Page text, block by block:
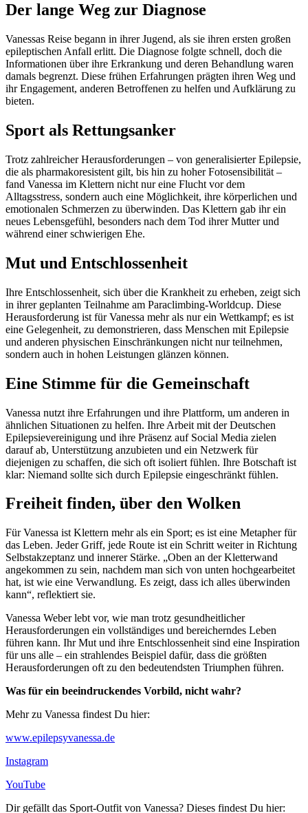
Der lange Weg zur Diagnose
Vanessas Reise begann in ihrer Jugend, als sie ihren ersten großen
epileptischen Anfall erlitt. Die Diagnose folgte schnell, doch die
Informationen über ihre Erkrankung und deren Behandlung waren
damals begrenzt. Diese frühen Erfahrungen prägten ihren Weg und
ihr Engagement, anderen Betroffenen zu helfen und Aufklärung zu
bieten.
Sport als Rettungsanker
Trotz zahlreicher Herausforderungen – von generalisierter Epilepsie,
die als pharmakoresistent gilt, bis hin zu hoher Fotosensibilität –
fand Vanessa im Klettern nicht nur eine Flucht vor dem
Alltagsstress, sondern auch eine Möglichkeit, ihre körperlichen und
emotionalen Schmerzen zu überwinden. Das Klettern gab ihr ein
neues Lebensgefühl, besonders nach dem Tod ihrer Mutter und
während einer schwierigen Ehe.
Mut und Entschlossenheit
Ihre Entschlossenheit, sich über die Krankheit zu erheben, zeigt sich
in ihrer geplanten Teilnahme am Paraclimbing-Worldcup. Diese
Herausforderung ist für Vanessa mehr als nur ein Wettkampf; es ist
eine Gelegenheit, zu demonstrieren, dass Menschen mit Epilepsie
und anderen physischen Einschränkungen nicht nur teilnehmen,
sondern auch in hohen Leistungen glänzen können.
Eine Stimme für die Gemeinschaft
Vanessa nutzt ihre Erfahrungen und ihre Plattform, um anderen in
ähnlichen Situationen zu helfen. Ihre Arbeit mit der Deutschen
Epilepsievereinigung und ihre Präsenz auf Social Media zielen
darauf ab, Unterstützung anzubieten und ein Netzwerk für
diejenigen zu schaffen, die sich oft isoliert fühlen. Ihre Botschaft ist
klar: Niemand sollte sich durch Epilepsie eingeschränkt fühlen.
Freiheit finden, über den Wolken
Für Vanessa ist Klettern mehr als ein Sport; es ist eine Metapher für
das Leben. Jeder Griff, jede Route ist ein Schritt weiter in Richtung
Selbstakzeptanz und innerer Stärke. „Oben an der Kletterwand
angekommen zu sein, nachdem man sich von unten hochgearbeitet
hat, ist wie eine Verwandlung. Es zeigt, dass ich alles überwinden
kann“, reflektiert sie.
Vanessa Weber lebt vor, wie man trotz gesundheitlicher
Herausforderungen ein vollständiges und bereicherndes Leben
führen kann. Ihr Mut und ihre Entschlossenheit sind eine Inspiration
für uns alle – ein strahlendes Beispiel dafür, dass die größten
Herausforderungen oft zu den bedeutendsten Triumphen führen.
Was für ein beeindruckendes Vorbild, nicht wahr?
Mehr zu Vanessa findest Du hier:
www.epilepsyvanessa.de
Instagram
YouTube
Dir gefällt das Sport-Outfit von Vanessa? Dieses findest Du hier: